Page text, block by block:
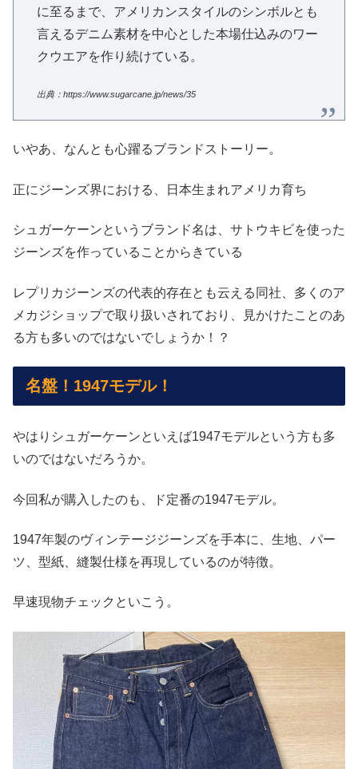
に至るまで、アメリカンスタイルのシンボルとも
言えるデニム素材を中心とした本場仕込みのワー
クウエアを作り続けている。
出典：https://www.sugarcane.jp/news/35
いやあ、なんとも心躍るブランドストーリー。
正にジーンズ界における、日本生まれアメリカ育ち
シュガーケーンというブランド名は、サトウキビを使った
ジーンズを作っていることからきている
レプリカジーンズの代表的存在とも云える同社、多くのア
メカジショップで取り扱いされており、見かけたことのあ
る方も多いのではないでしょうか！？
名盤！1947モデル！
やはりシュガーケーンといえば1947モデルという方も多
いのではないだろうか。
今回私が購入したのも、ド定番の1947モデル。
1947年製のヴィンテージジーンズを手本に、生地、パー
ツ、型紙、縫製仕様を再現しているのが特徴。
早速現物チェックといこう。